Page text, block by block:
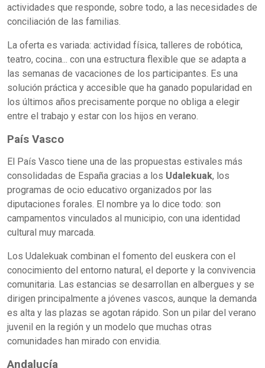
actividades que responde, sobre todo, a las necesidades de
conciliación de las familias.
La oferta es variada: actividad física, talleres de robótica,
teatro, cocina... con una estructura flexible que se adapta a
las semanas de vacaciones de los participantes. Es una
solución práctica y accesible que ha ganado popularidad en
los últimos años precisamente porque no obliga a elegir
entre el trabajo y estar con los hijos en verano.
País Vasco
El País Vasco tiene una de las propuestas estivales más
consolidadas de España gracias a los Udalekuak, los
programas de ocio educativo organizados por las
diputaciones forales. El nombre ya lo dice todo: son
campamentos vinculados al municipio, con una identidad
cultural muy marcada.
Los Udalekuak combinan el fomento del euskera con el
conocimiento del entorno natural, el deporte y la convivencia
comunitaria. Las estancias se desarrollan en albergues y se
dirigen principalmente a jóvenes vascos, aunque la demanda
es alta y las plazas se agotan rápido. Son un pilar del verano
juvenil en la región y un modelo que muchas otras
comunidades han mirado con envidia.
Andalucía